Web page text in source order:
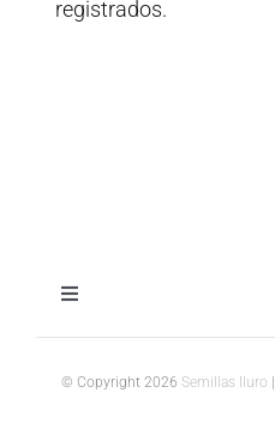
registrados.
Toggle
© Copyright 2026 Semillas Iluro